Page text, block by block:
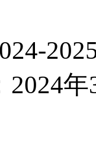
2024